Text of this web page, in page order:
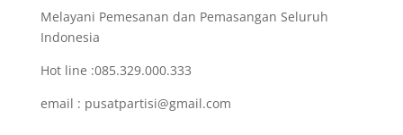
Melayani Pemesanan dan Pemasangan Seluruh
Indonesia
Hot line :085.329.000.333
email : pusatpartisi@gmail.com